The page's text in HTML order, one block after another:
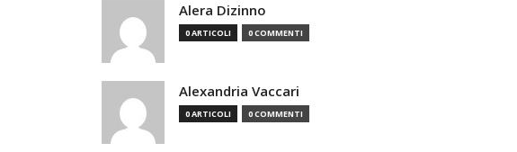
Alera Dizinno
0 ARTICOLI 0 COMMENTI
Alexandria Vaccari
0 ARTICOLI 0 COMMENTI